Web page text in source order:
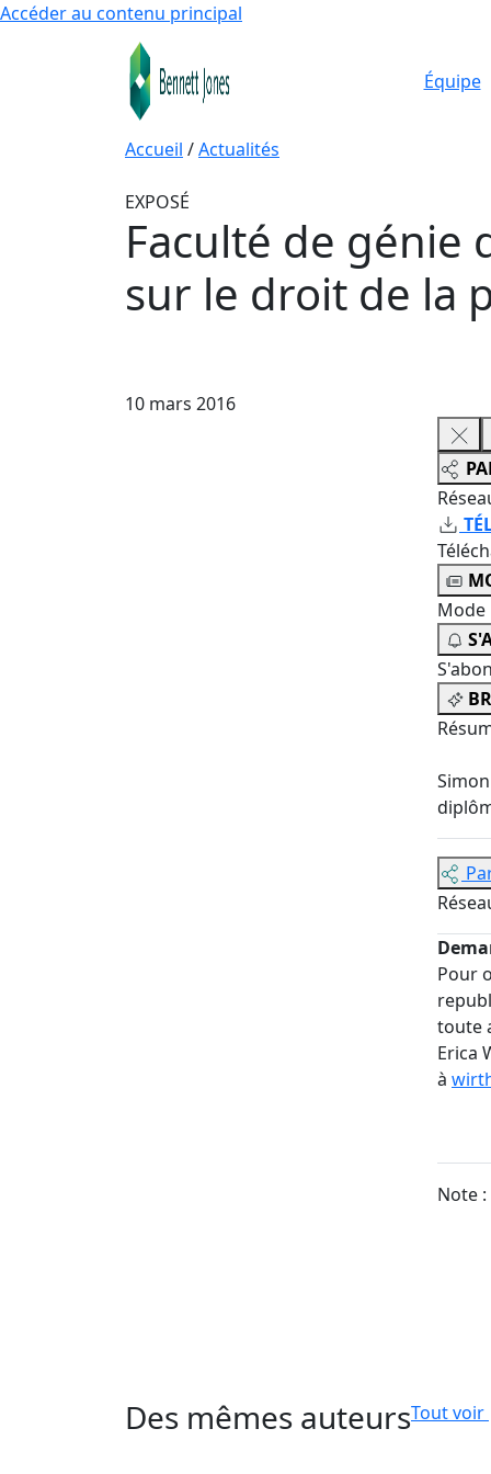
Accéder au contenu principal
Équipe
Accueil /Actualités
EXPOSÉ
Faculté de génie
sur le droit de la
10 mars 2016
Mode
Pour
toute
Erica
à
Note
Des mêmes auteursTout voir